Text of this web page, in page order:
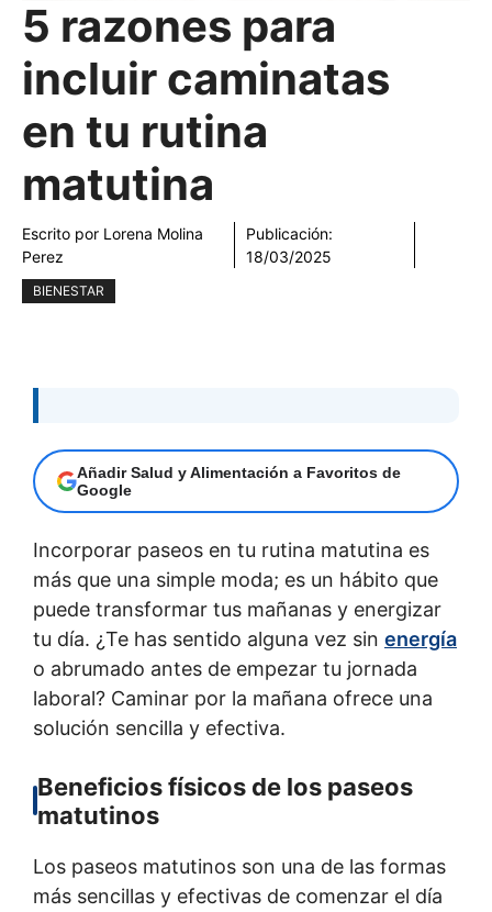
5 razones para
incluir caminatas
en tu rutina
matutina
Escrito por Lorena Molina
Perez
Publicación:
18/03/2025
BIENESTAR
Añadir Salud y Alimentación a Favoritos de
Google
Incorporar paseos en tu rutina matutina es
más que una simple moda; es un hábito que
puede transformar tus mañanas y energizar
tu día. ¿Te has sentido alguna vez sin energía
o abrumado antes de empezar tu jornada
laboral? Caminar por la mañana ofrece una
solución sencilla y efectiva.
Beneficios físicos de los paseos
matutinos
Los paseos matutinos son una de las formas
más sencillas y efectivas de comenzar el día